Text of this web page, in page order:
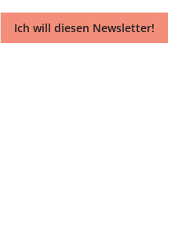
Ich will diesen Newsletter!